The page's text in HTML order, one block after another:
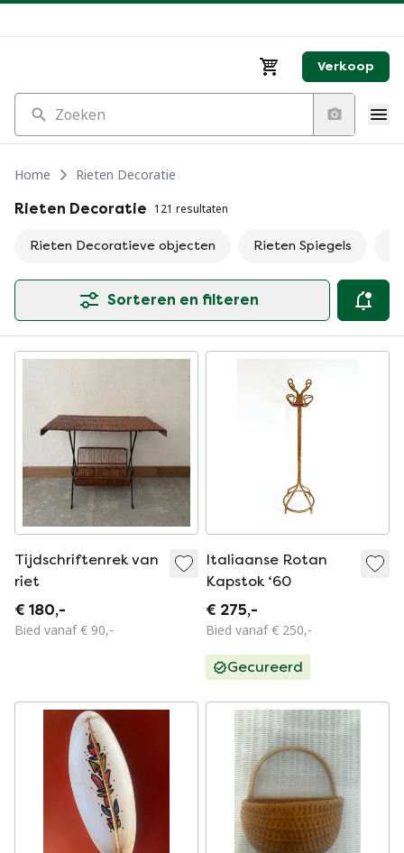
Verkoop
Zoeken
Home
Rieten Decoratie
Rieten Decoratie 121 resultaten
Rieten Decoratieve objecten Rieten Spiegels
Sorteren en filteren
Tijdschriftenrek van
riet
€ 180,-
Bied vanaf € 90,-
Italiaanse Rotan
Kapstok ‘60
€ 275,-
Bied vanaf € 250,-
Gecureerd